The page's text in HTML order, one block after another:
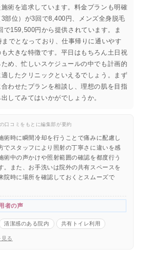
術を追求しています。料金プランも明確
部位）が3回で8,400円、メンズ全身脱毛
で159,500円から提供されています。ま
でとなっており、仕事帰りに通いやす
大きな特徴です。平日はもちろん土日祝
め、忙しいスケジュールの中でも計画的
したクリニックといえるでしょう。まず
わせたプランを相談し、理想の肌を目指
してみてはいかがでしょうか。
口コミをもとに編集部が要約
術時に瞬間冷却を行うことで痛みに配慮し
でスタッフにより照射の丁寧さに違いを感
術中の声かけや照射範囲の確認を都度行う
。また、お手洗いは院外の共有スペースを
院時に場所を確認しておくとスムーズで
者の声
清潔感のある院内 共有トイレ利用
る